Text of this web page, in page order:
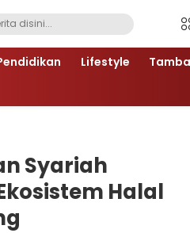
Lifestyle
Syariah
Halal